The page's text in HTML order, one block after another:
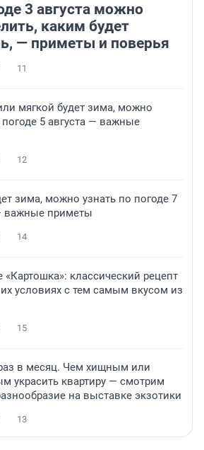
3 августа можно
каким будет
— приметы и поверья
11
мягкой будет зима, можно
погоде 5 августа — важные
12
зима, можно узнать по погоде 7
важные приметы
14
классический рецепт
условиях с тем самым вкусом из
15
в месяц. Чем хищным или
украсить квартиру — смотрим
на выставке экзотики
13